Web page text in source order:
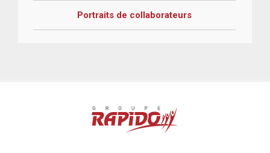
Portraits de collaborateurs